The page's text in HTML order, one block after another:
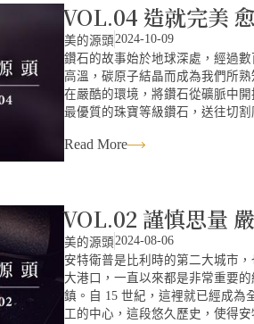
VOL.04 造就完美
美的源頭2024-10-09
鑽石的故事始於地球深處，經過
高溫，碳原子結晶而成為我們所
在嚴酷的環境，將鑽石從礦脈中
最優質的珠寶等級鑽石，送往切割
Read More
VOL.02 謹慎思量
美的源頭2024-08-06
安特衛普是比利時的第二大城市
大港口，一直以來都是非常重要
鎮。自 15 世紀，這裡就已經成為
工的中心，這段悠久歷史，使得